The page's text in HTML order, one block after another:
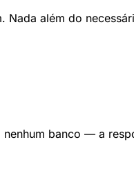
Nada além do
nenhum banco — a